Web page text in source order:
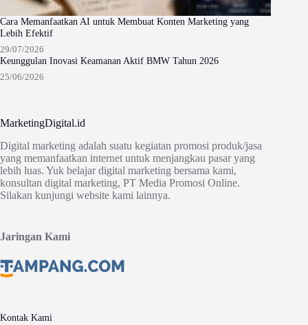
Cara Memanfaatkan AI untuk Membuat Konten Marketing yang
Lebih Efektif
29/07/2026
Keunggulan Inovasi Keamanan Aktif BMW Tahun 2026
25/06/2026
MarketingDigital.id
Digital marketing adalah suatu kegiatan promosi produk/jasa
yang memanfaatkan internet untuk menjangkau pasar yang
lebih luas. Yuk belajar digital marketing bersama kami,
konsultan digital marketing, PT Media Promosi Online.
Silakan kunjungi website kami lainnya.
Jaringan Kami
Kontak Kami